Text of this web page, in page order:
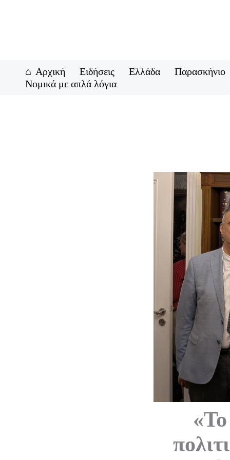
Αρχική Ειδήσεις Ελλάδα Παρασκήνιο
Νομικά με απλά λόγια